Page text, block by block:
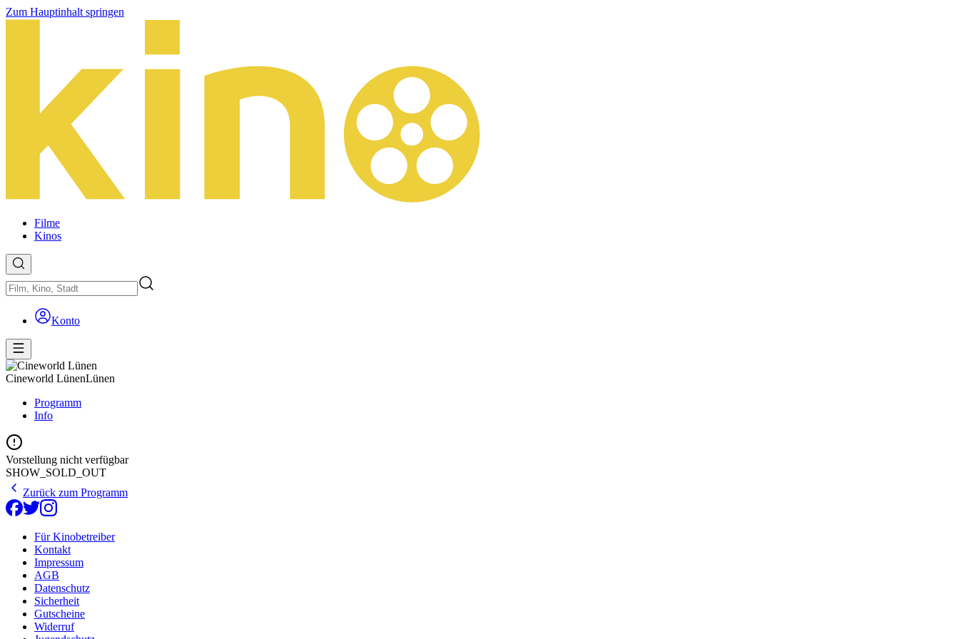
Zum Hauptinhalt springen
Filme
Kinos
Konto
Cineworld LünenLünen
Programm
Info
Vorstellung nicht verfügbar
SHOW_SOLD_OUT
Zurück zum Programm
Für Kinobetreiber
Kontakt
Impressum
AGB
Datenschutz
Sicherheit
Gutscheine
Widerruf